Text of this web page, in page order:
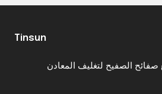
Tinsun
صفائح الصفيح لتغليف المعادن